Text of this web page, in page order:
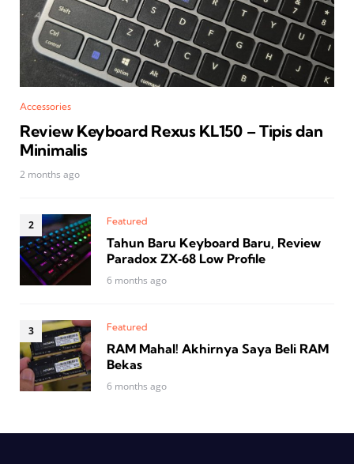
Accessories
Review Keyboard Rexus KL150 – Tipis dan
Minimalis
2 months ago
Featured
Tahun Baru Keyboard Baru, Review
Paradox ZX‑68 Low Profile
6 months ago
Featured
RAM Mahal! Akhirnya Saya Beli RAM
Bekas
6 months ago